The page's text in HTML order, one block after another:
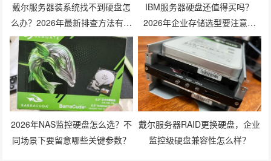
戴尔服务器装系统找不到硬盘怎
么办？2026年最新排查方法有哪
些？
IBM服务器硬盘还值得买吗？
2026年企业存储选型要注意什
么？
2026年NAS监控硬盘怎么选？不
同场景下要留意哪些关键参数？
戴尔服务器RAID更换硬盘，企业
监控级硬盘兼容性怎么样？